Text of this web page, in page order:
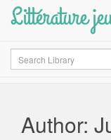
Littérature
Search
Author: